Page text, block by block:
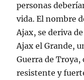
personas
vida. El nombre
Ajax, se deriva
Ajax el Grande,
Guerra de
resistente y